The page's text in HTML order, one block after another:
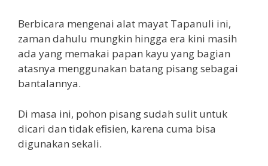
Berbicara mengenai alat mayat Tapanuli ini,
zaman dahulu mungkin hingga era kini masih
ada yang memakai papan kayu yang bagian
atasnya menggunakan batang pisang sebagai
bantalannya.
Di masa ini, pohon pisang sudah sulit untuk
dicari dan tidak efisien, karena cuma bisa
digunakan sekali.